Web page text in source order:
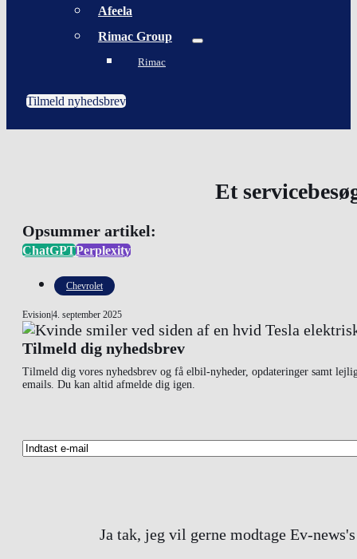
Afeela
Rimac Group
Rimac
Tilmeld nyhedsbrev
Et
Opsummer artikel:
ChatGPTPerplexity
Chevrolet
Evision4. september 2025
Tilmeld dig nyhedsbrev
Tilmeld dig vores nyhedsbrev og få elbil-nyheder, opdateringer samt
emails. Du kan altid afmelde dig igen.
Ja tak, jeg vil gerne modtage Ev-